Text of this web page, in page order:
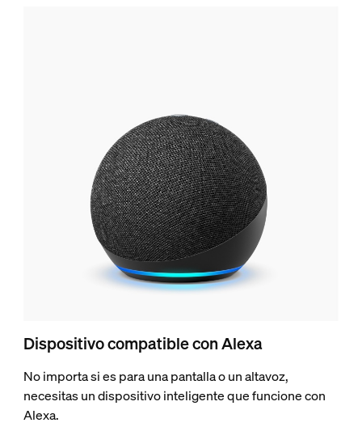
Dispositivo compatible con Alexa
No importa si es para una pantalla o un altavoz,
necesitas un dispositivo inteligente que funcione con
Alexa.